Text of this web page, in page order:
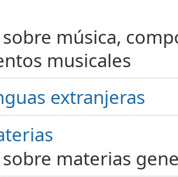
música,
musicales
extranjeras
materias